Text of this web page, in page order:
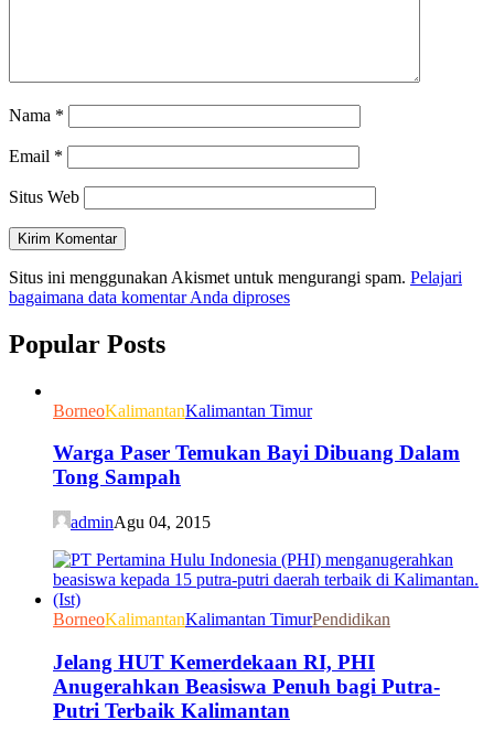
Nama *
Email *
Situs Web
Situs ini menggunakan Akismet untuk mengurangi spam. Pelajari
bagaimana data komentar Anda diproses
Popular Posts
BorneoKalimantanKalimantan Timur
Warga Paser Temukan Bayi Dibuang Dalam
Tong Sampah
adminAgu 04, 2015
BorneoKalimantanKalimantan TimurPendidikan
Jelang HUT Kemerdekaan RI, PHI
Anugerahkan Beasiswa Penuh bagi Putra-
Putri Terbaik Kalimantan